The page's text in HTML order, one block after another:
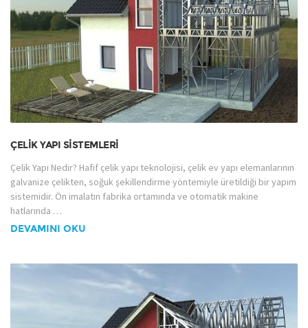
ÇELIK YAPI SISTEMLERI
Çelik Yapı Nedir? Hafif çelik yapı teknolojisi, çelik ev yapı elemanlarının
galvanize çelikten, soğuk şekillendirme yöntemiyle üretildiği bir yapım
sistemidir. Ön imalatın fabrika ortamında ve otomatik makine
hatlarında …
DEVAMINI OKU